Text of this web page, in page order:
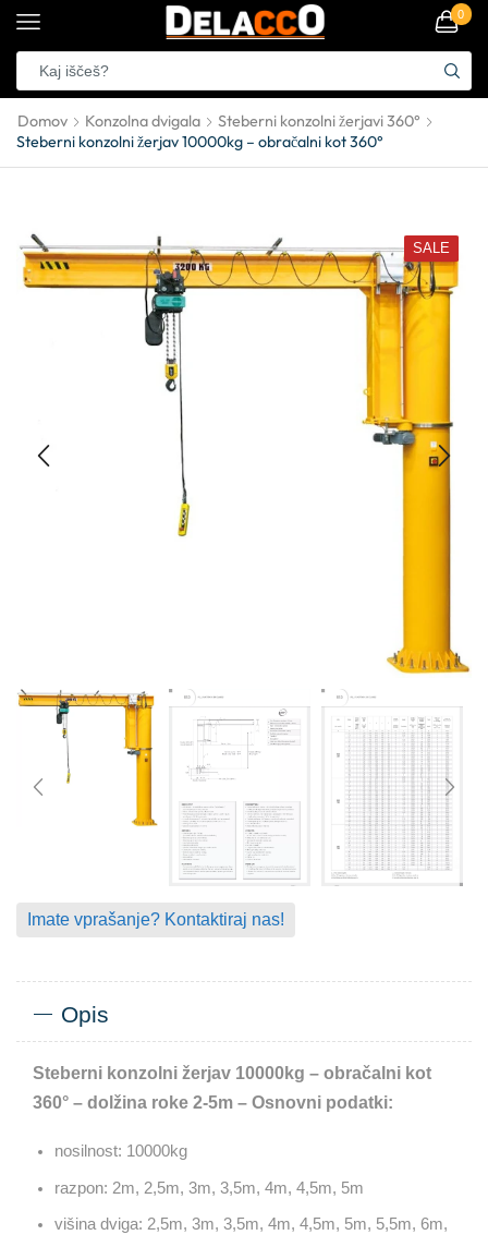
0
Domov Konzolna dvigala
Steberni konzolni žerjavi 360°
Steberni konzolni žerjav 10000kg – obračalni kot 360°
SALE
Imate vprašanje? Kontaktiraj nas!
Opis
Steberni konzolni žerjav 10000kg – obračalni kot
360° – dolžina roke 2-5m – Osnovni podatki:
nosilnost: 10000kg
razpon: 2m, 2,5m, 3m, 3,5m, 4m, 4,5m, 5m
višina dviga: 2,5m, 3m, 3,5m, 4m, 4,5m, 5m, 5,5m, 6m,